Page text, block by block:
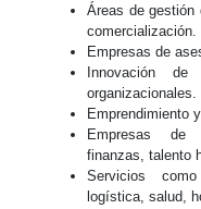
Áreas de gestión
comercialización.
Empresas de
Innovación
organizacionales.
Emprendimiento
Empresas de
finanzas, talento
Servicios
logística, salud,